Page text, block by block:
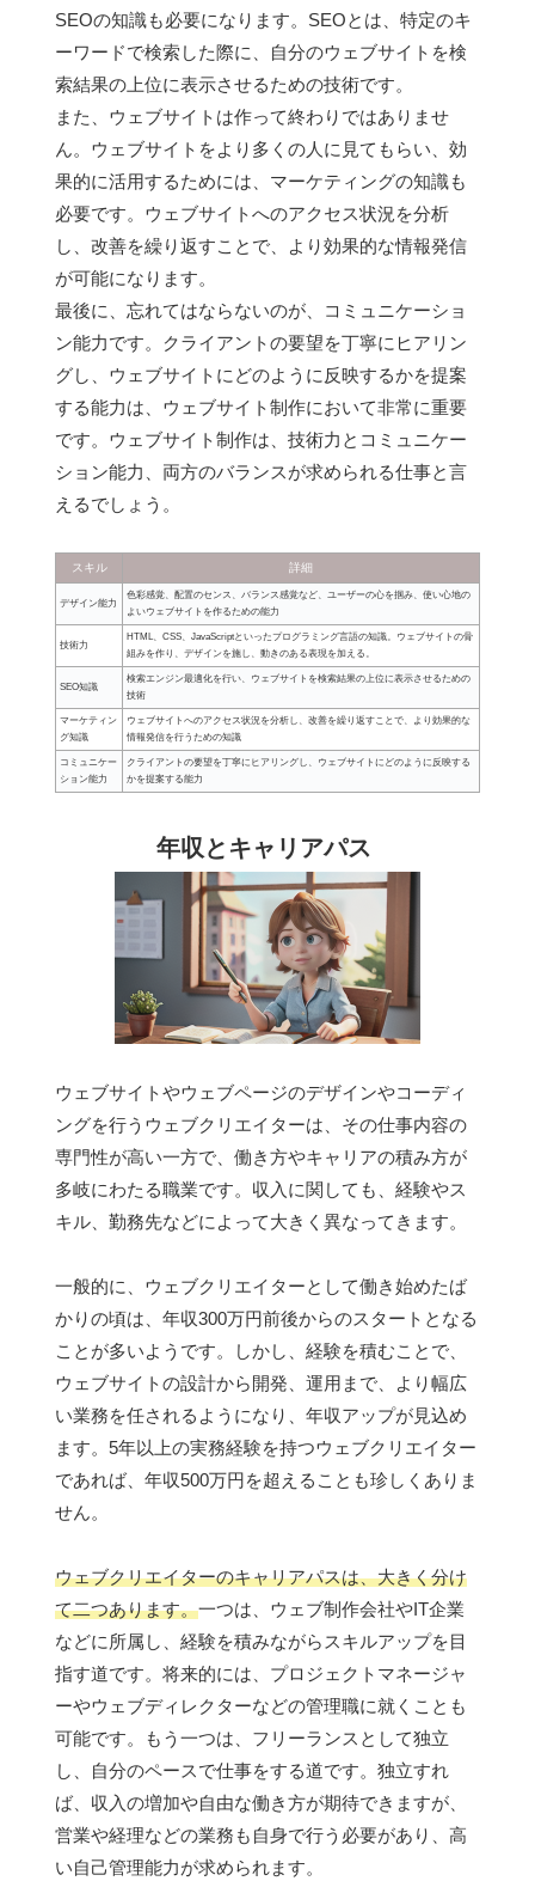
SEOの知識も必要になります。SEOとは、特定のキ
ーワードで検索した際に、自分のウェブサイトを検
索結果の上位に表示させるための技術です。
また、ウェブサイトは作って終わりではありませ
ん。ウェブサイトをより多くの人に見てもらい、効
果的に活用するためには、マーケティングの知識も
必要です。ウェブサイトへのアクセス状況を分析
し、改善を繰り返すことで、より効果的な情報発信
が可能になります。
最後に、忘れてはならないのが、コミュニケーショ
ン能力です。クライアントの要望を丁寧にヒアリン
グし、ウェブサイトにどのように反映するかを提案
する能力は、ウェブサイト制作において非常に重要
です。ウェブサイト制作は、技術力とコミュニケー
ション能力、両方のバランスが求められる仕事と言
えるでしょう。
スキル 詳細
デザイン能力
色彩感覚、配置のセンス、バランス感覚など、ユーザーの心を掴み、使い心地の
よいウェブサイトを作るための能力
技術力
HTML、CSS、JavaScriptといったプログラミング言語の知識。ウェブサイトの骨
組みを作り、デザインを施し、動きのある表現を加える。
SEO知識
検索エンジン最適化を行い、ウェブサイトを検索結果の上位に表示させるための
技術
マーケティン
グ知識
ウェブサイトへのアクセス状況を分析し、改善を繰り返すことで、より効果的な
情報発信を行うための知識
コミュニケー
ション能力
クライアントの要望を丁寧にヒアリングし、ウェブサイトにどのように反映する
かを提案する能力
年収とキャリアパス
ウェブサイトやウェブページのデザインやコーディ
ングを行うウェブクリエイターは、その仕事内容の
専門性が高い一方で、働き方やキャリアの積み方が
多岐にわたる職業です。収入に関しても、経験やス
キル、勤務先などによって大きく異なってきます。
一般的に、ウェブクリエイターとして働き始めたば
かりの頃は、年収300万円前後からのスタートとなる
ことが多いようです。しかし、経験を積むことで、
ウェブサイトの設計から開発、運用まで、より幅広
い業務を任されるようになり、年収アップが見込め
ます。5年以上の実務経験を持つウェブクリエイター
であれば、年収500万円を超えることも珍しくありま
せん。
ウェブクリエイターのキャリアパスは、大きく分け
て二つあります。一つは、ウェブ制作会社やIT企業
などに所属し、経験を積みながらスキルアップを目
指す道です。将来的には、プロジェクトマネージャ
ーやウェブディレクターなどの管理職に就くことも
可能です。もう一つは、フリーランスとして独立
し、自分のペースで仕事をする道です。独立すれ
ば、収入の増加や自由な働き方が期待できますが、
営業や経理などの業務も自身で行う必要があり、高
い自己管理能力が求められます。